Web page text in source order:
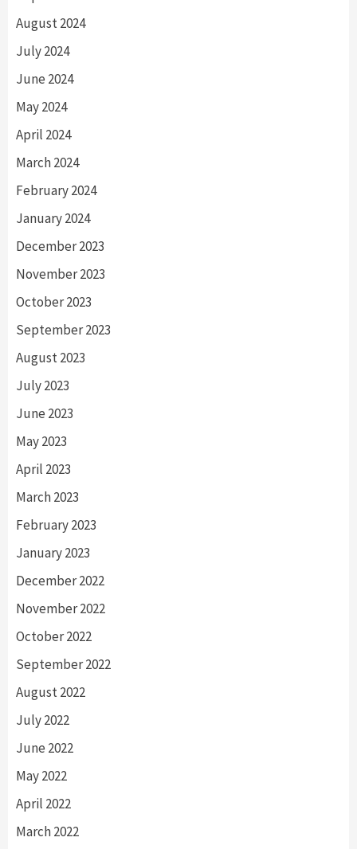
August 2024
July 2024
June 2024
May 2024
April 2024
March 2024
February 2024
January 2024
December 2023
November 2023
October 2023
September 2023
August 2023
July 2023
June 2023
May 2023
April 2023
March 2023
February 2023
January 2023
December 2022
November 2022
October 2022
September 2022
August 2022
July 2022
June 2022
May 2022
April 2022
March 2022